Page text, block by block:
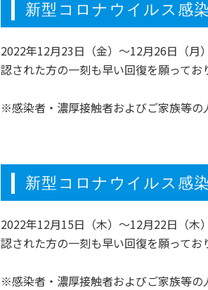
新型コロナウイルス感
2022年12月23日（金）～12月26日（月
認された方の一刻も早い回復を願ってお
※感染者・濃厚接触者およびご家族等の
新型コロナウイルス感
2022年12月15日（木）～12月22日（木
認された方の一刻も早い回復を願ってお
※感染者・濃厚接触者およびご家族等の